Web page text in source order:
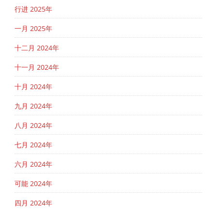
行进 2025年
一月 2025年
十二月 2024年
十一月 2024年
十月 2024年
九月 2024年
八月 2024年
七月 2024年
六月 2024年
可能 2024年
四月 2024年